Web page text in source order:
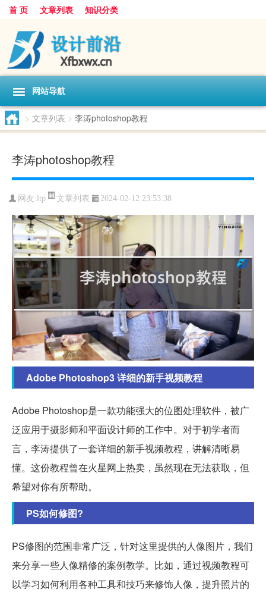
首 页 文章列表 知识分类
网站导航
> 文章列表 > 李涛photoshop教程
李涛photoshop教程
网友: ltp 文章列表 2024-02-12 23:53:38
Adobe Photoshop3 详细的新手视频教程
Adobe Photoshop是一款功能强大的位图处理软件，被广
泛应用于摄影师和平面设计师的工作中。对于初学者而
言，李涛提供了一套详细的新手视频教程，讲解清晰易
懂。这份教程曾在火星网上热卖，虽然现在无法获取，但
希望对你有所帮助。
PS如何修图?
PS修图的范围非常广泛，针对这里提供的人像图片，我们
来分享一些人像精修的案例教学。比如，通过视频教程可
以学习如何利用各种工具和技巧来修饰人像，提升照片的